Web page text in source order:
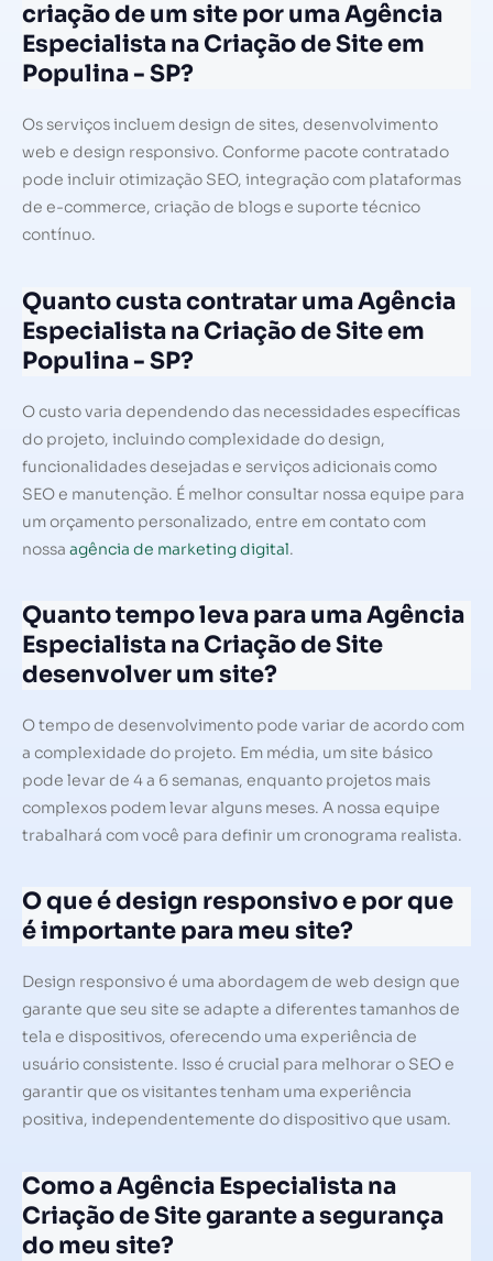
criação de um site por uma Agência
Especialista na Criação de Site em
Populina - SP?
Os serviços incluem design de sites, desenvolvimento
web e design responsivo. Conforme pacote contratado
pode incluir otimização SEO, integração com plataformas
de e-commerce, criação de blogs e suporte técnico
contínuo.
Quanto custa contratar uma Agência
Especialista na Criação de Site em
Populina - SP?
O custo varia dependendo das necessidades específicas
do projeto, incluindo complexidade do design,
funcionalidades desejadas e serviços adicionais como
SEO e manutenção. É melhor consultar nossa equipe para
um orçamento personalizado, entre em contato com
nossa agência de marketing digital.
Quanto tempo leva para uma Agência
Especialista na Criação de Site
desenvolver um site?
O tempo de desenvolvimento pode variar de acordo com
a complexidade do projeto. Em média, um site básico
pode levar de 4 a 6 semanas, enquanto projetos mais
complexos podem levar alguns meses. A nossa equipe
trabalhará com você para definir um cronograma realista.
O que é design responsivo e por que
é importante para meu site?
Design responsivo é uma abordagem de web design que
garante que seu site se adapte a diferentes tamanhos de
tela e dispositivos, oferecendo uma experiência de
usuário consistente. Isso é crucial para melhorar o SEO e
garantir que os visitantes tenham uma experiência
positiva, independentemente do dispositivo que usam.
Como a Agência Especialista na
Criação de Site garante a segurança
do meu site?